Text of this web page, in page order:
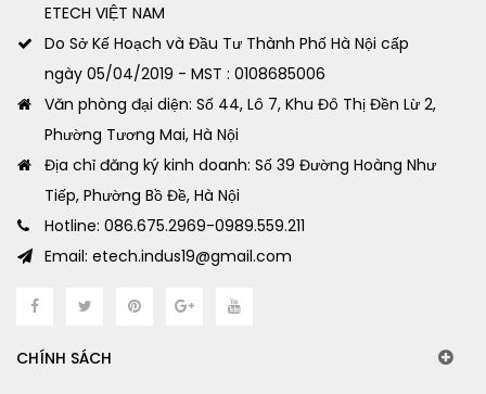
ETECH VIỆT NAM
Do Sở Kế Hoạch và Đầu Tư Thành Phố Hà Nội cấp
ngày 05/04/2019 - MST : 0108685006
Văn phòng đại diện: Số 44, Lô 7, Khu Đô Thị Đền Lừ 2,
Phường Tương Mai, Hà Nội
Địa chỉ đăng ký kinh doanh: Số 39 Đường Hoàng Như
Tiếp, Phường Bồ Đề, Hà Nội
Hotline: 086.675.2969-0989.559.211
Email: etech.indus19@gmail.com
CHÍNH SÁCH